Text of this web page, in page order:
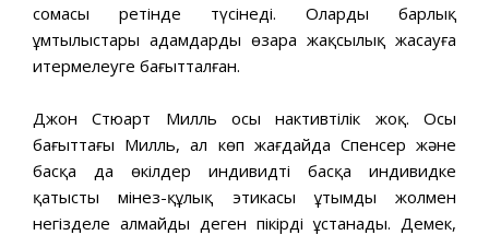
сомасы ретінде түсінеді. Олардың барлық
ұмтылыстары адамдарды өзара жақсылық жасауға
итермелеуге бағытталған.
Джон Стюарт Милль осы нактивтілік жоқ. Осы
бағыттағы Милль, ал көп жағдайда Спенсер және
басқа да өкілдер индивидтің басқа индивидке
қатысты мінез-құлық этикасы ұтымды жолмен
негізделе алмайды деген пікірді ұстанады. Демек,